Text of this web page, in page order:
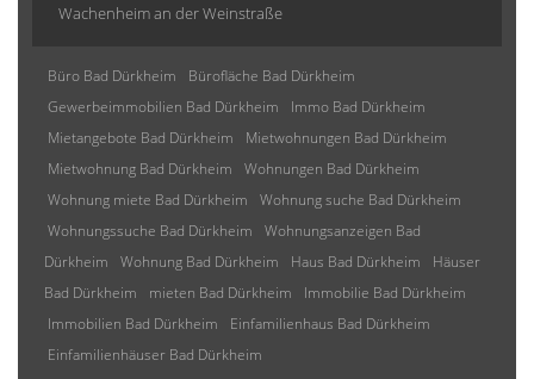
Wachenheim an der Weinstraße
Büro Bad Dürkheim
Bürofläche Bad Dürkheim
Gewerbeimmobilien Bad Dürkheim
Immo Bad Dürkheim
Mietangebote Bad Dürkheim
Mietwohnungen Bad Dürkheim
Mietwohnung Bad Dürkheim
Wohnungen Bad Dürkheim
Wohnung miete Bad Dürkheim
Wohnung suche Bad Dürkheim
Wohnungssuche Bad Dürkheim
Wohnungsanzeigen Bad
Dürkheim
Wohnung Bad Dürkheim Haus Bad Dürkheim
Häuser
Bad Dürkheim
mieten Bad Dürkheim
Immobilie Bad Dürkheim
Immobilien Bad Dürkheim
Einfamilienhaus Bad Dürkheim
Einfamilienhäuser Bad Dürkheim